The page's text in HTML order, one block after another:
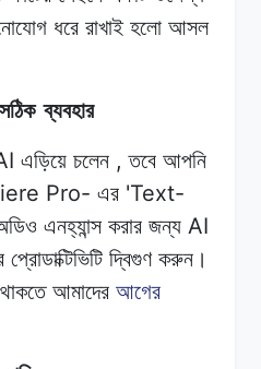
ধরে রাখাই হলো আসল
সঠিক ব্যবহার
এড়িয়ে চলেন ,তবে আপনি
Pro- এর 'Text-
এনহ্যান্স করার জন্য AI
প্রোডাক্টিভিটি দ্বিগুণ করুন।
থাকতে আমাদের আগের